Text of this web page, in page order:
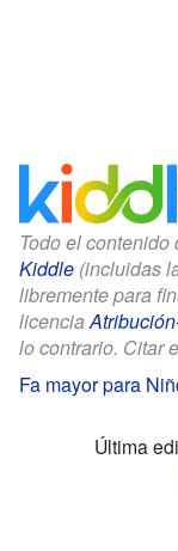
Todo el
Kiddle (incluidas
libremente para
licencia
lo contrario. Citar
Fa mayor para
Última